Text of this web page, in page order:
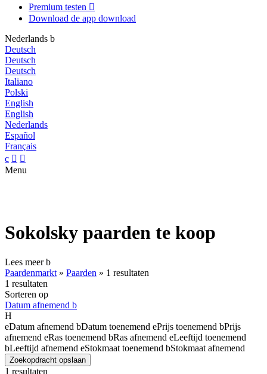
Premium testen 
Download de app download
Nederlands b
Deutsch
Deutsch
Deutsch
Italiano
Polski
English
English
Nederlands
Español
Français
c  
Menu
Sokolsky paarden te koop
Lees meerb
Paardenmarkt » Paarden » 1 resultaten
1 resultaten
Sorteren op
Datum afnemend b
H
eDatum afnemend bDatum toenemend ePrijs toenemend bPrijs
afnemend eRas toenemend bRas afnemend eLeeftijd toenemend
bLeeftijd afnemend eStokmaat toenemend bStokmaat afnemend
Zoekopdracht opslaan
1 resultaten